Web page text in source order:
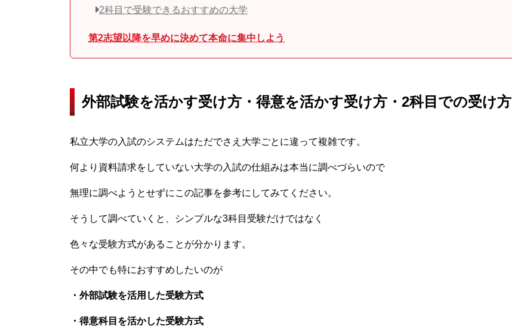
2科目で受験できるおすすめの大学
第2志望以降を早めに決めて本命に集中しよう
外部試験を活かす受け方・得意を活かす受け方・2科目での受け方
私立大学の入試のシステムはただでさえ大学ごとに違って複雑です。
何より資料請求をしていない大学の入試の仕組みは本当に調べづらいので
無理に調べようとせずにこの記事を参考にしてみてください。
そうして調べていくと、シンプルな3科目受験だけではなく
色々な受験方式があることが分かります。
その中でも特におすすめしたいのが
・外部試験を活用した受験方式
・得意科目を活かした受験方式